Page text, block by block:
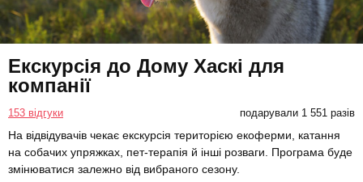
Екскурсія до Дому Хаскі для
компанії
153 відгуки подарували 1 551 разів
На відвідувачів чекає екскурсія територією екоферми, катання
на собачих упряжках, пет-терапія й інші розваги. Програма буде
змінюватися залежно від вибраного сезону.